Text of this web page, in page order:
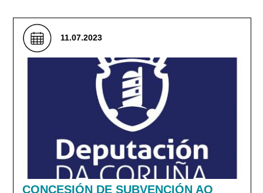
11.07.2023
CONCESIÓN DE SUBVENCIÓN AO